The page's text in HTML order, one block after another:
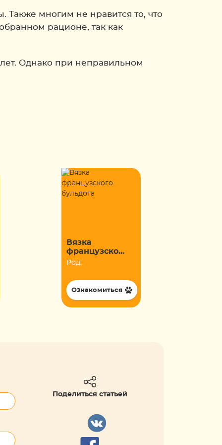
Также многим не нравится то, что
рационе, так как
Однако при неправильном
Вязка
французско...
Род:
Ознакомиться
Поделиться статьей